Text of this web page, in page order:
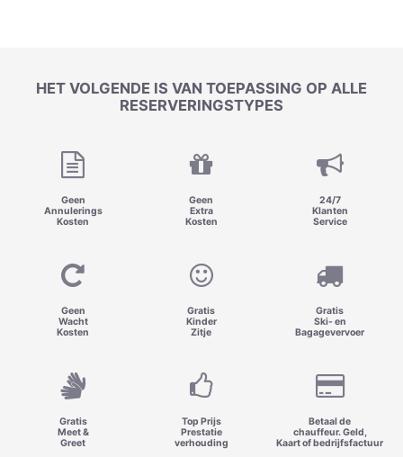
HET VOLGENDE IS VAN TOEPASSING OP ALLE
RESERVERINGSTYPES
Geen
Annulerings
Kosten
Geen
Extra
Kosten
24/7
Klanten
Service
Geen
Wacht
Kosten
Gratis
Kinder
Zitje
Gratis
Ski- en
Bagagevervoer
Gratis
Meet &
Greet
Top Prijs
Prestatie
verhouding
Betaal de
chauffeur. Geld,
Kaart of bedrijfsfactuur